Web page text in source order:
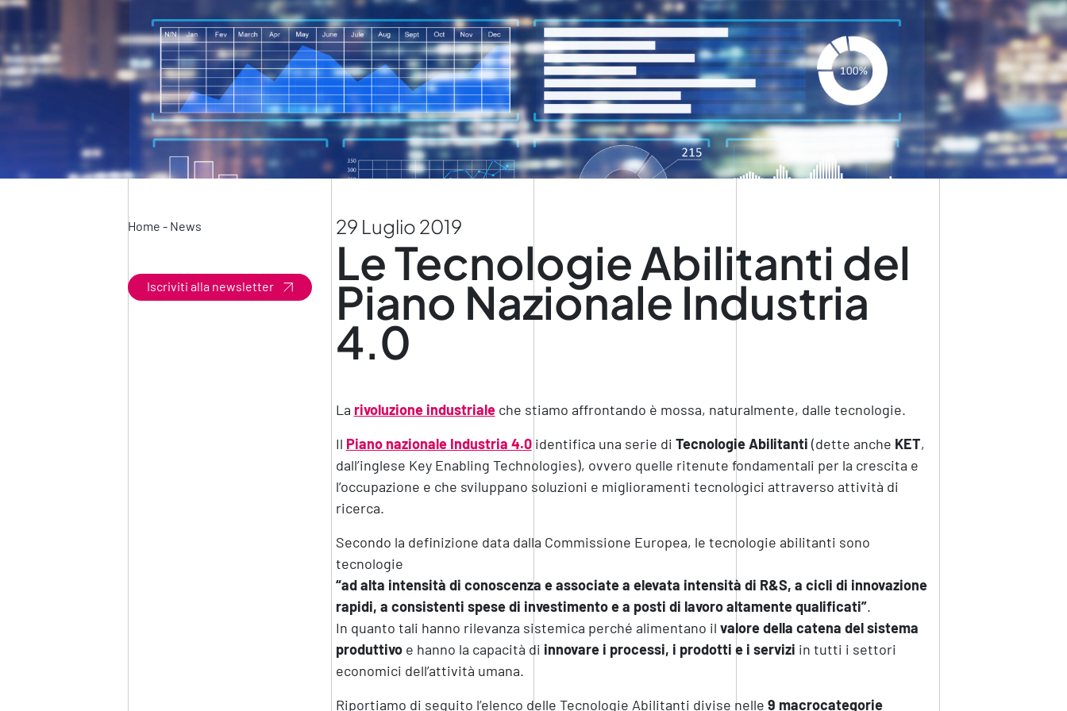
Home - News
Iscriviti alla newsletter
29 Luglio 2019
Le Tecnologie Abilitanti del
Piano Nazionale Industria
4.0
La rivoluzione industrialeche stiamo affrontando è mossa, naturalmente, dalle tecnologie.
Il Piano nazionale Industria 4.0identifica una serie di Tecnologie Abilitanti (dette anche KET,
dall’inglese Key Enabling Technologies), ovvero quelle ritenute fondamentali per la crescita e
l’occupazione e che sviluppano soluzioni e miglioramenti tecnologici attraverso attività di
ricerca.
Secondo la definizione data dalla Commissione Europea, le tecnologie abilitanti sono
tecnologie
“ad alta intensità di conoscenza e associate a elevata intensità di R&S, a cicli di innovazione
rapidi, a consistenti spese di investimento e a posti di lavoro altamente qualificati”.
In quanto tali hanno rilevanza sistemica perché alimentano il valore della catena del sistema
produttivoe hanno la capacità di innovare i processi, i prodotti e i servizi in tutti i settori
economici dell’attività umana.
Riportiamo di seguito l’elenco delle Tecnologie Abilitanti divise nelle 9 macrocategorie